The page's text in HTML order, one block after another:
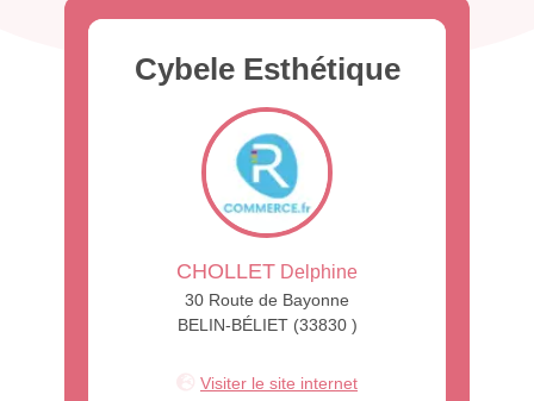
Cybele Esthétique
CHOLLET Delphine
30 Route de Bayonne
BELIN-BÉLIET (33830 )
Visiter le site internet